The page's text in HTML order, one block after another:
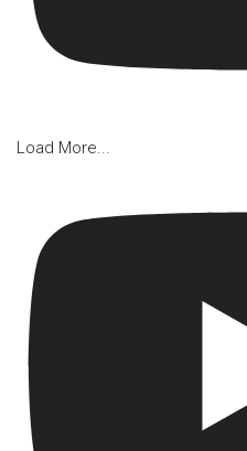
Load More...